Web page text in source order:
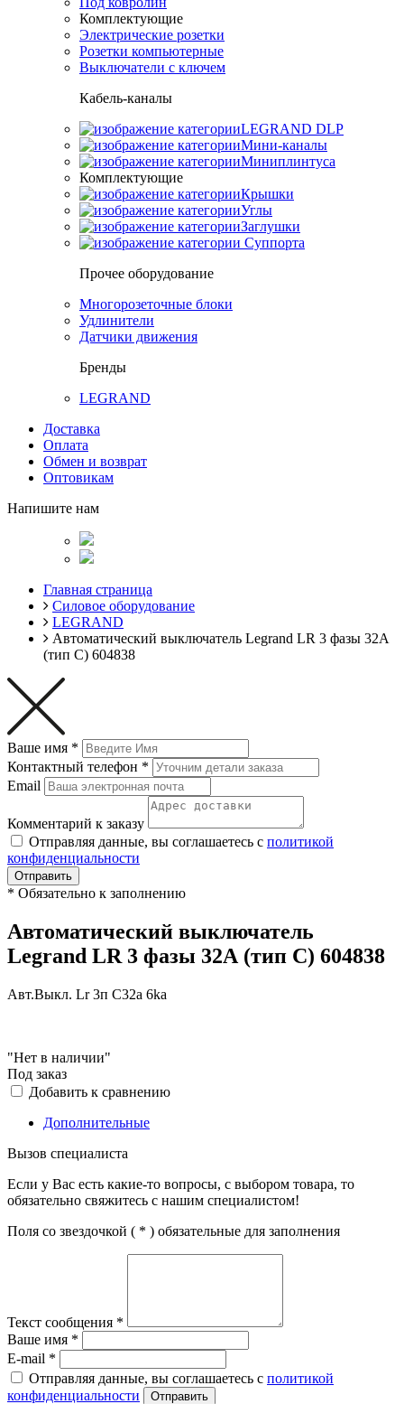
Комплектующие
Электрические розетки
Розетки компьютерные
Выключатели с ключем
Кабель-каналы
LEGRAND DLP
Мини-каналы
Миниплинтуса
Комплектующие
Крышки
Углы
Заглушки
Суппорта
Прочее оборудование
Многорозеточные блоки
Удлинители
Датчики движения
Бренды
LEGRAND
Доставка
Оплата
Обмен и возврат
Оптовикам
Напишите нам
Главная страница
Силовое оборудование
LEGRAND
Автоматический выключатель Legrand LR 3 фазы 32А
(тип С) 604838
Ваше имя *
Контактный телефон *
Email
Комментарий к заказу
Отправляя данные, вы соглашаетесь с политикой
конфиденциальности
Отправить
* Обязательно к заполнению
Автоматический выключатель
Legrand LR 3 фазы 32А (тип С) 604838
Авт.Выкл. Lr 3п C32a 6ka
"Нет в наличии"
Под заказ
Добавить к сравнению
Дополнительные
Вызов специалиста
Если у Вас есть какие-то вопросы, с выбором товара, то
обязательно свяжитесь с нашим специалистом!
Поля со звездочкой ( * ) обязательные для заполнения
Текст сообщения *
Ваше имя *
E-mail *
Отправляя данные, вы соглашаетесь с политикой
конфиденциальности
Отправить